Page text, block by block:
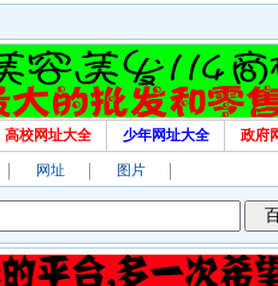
高校网址大全 少年网址大全 政府
网址 图片